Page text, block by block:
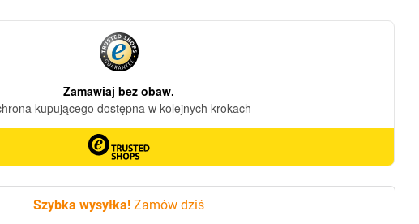
Szybka wysyłka! Zamów dziś